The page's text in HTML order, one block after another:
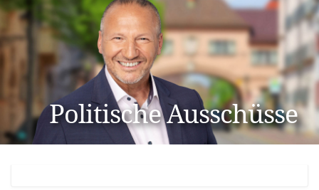
Politische Ausschüsse